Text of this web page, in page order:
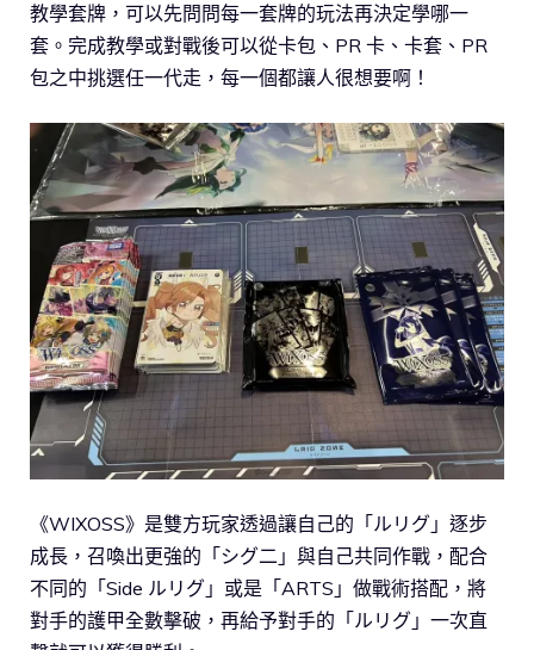
教學套牌，可以先問問每一套牌的玩法再決定學哪一
套。完成教學或對戰後可以從卡包、PR 卡、卡套、PR
包之中挑選任一代走，每一個都讓人很想要啊！
《WIXOSS》是雙方玩家透過讓自己的「ルリグ」逐步
成長，召喚出更強的「シグ二」與自己共同作戰，配合
不同的「Side ルリグ」或是「ARTS」做戰術搭配，將
對手的護甲全數擊破，再給予對手的「ルリグ」一次直